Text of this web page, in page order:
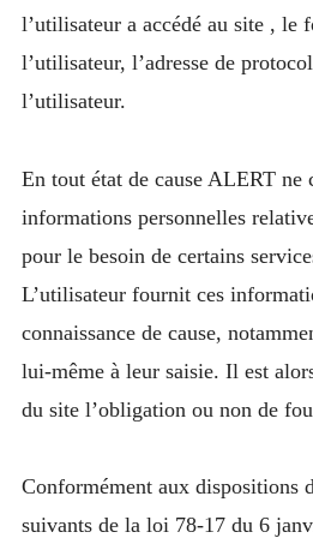
l’utilisateur a accédé au site , le
l’utilisateur, l’adresse de
l’utilisateur.
En tout état de cause ALERT ne
informations personnelles
pour le besoin de certains
L’utilisateur fournit ces
connaissance de cause,
lui-même à leur saisie. Il est
du site l’obligation ou non de
Conformément aux dispositions
suivants de la loi 78-17 du 6